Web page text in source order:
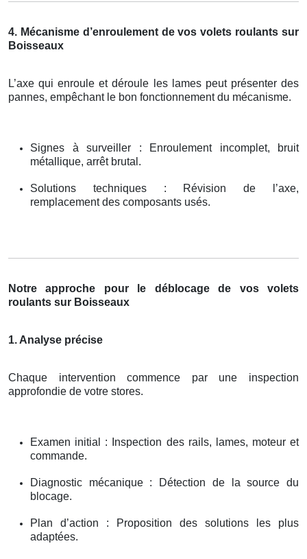
4. Mécanisme d’enroulement de vos volets roulants sur
Boisseaux
L’axe qui enroule et déroule les lames peut présenter des
pannes, empêchant le bon fonctionnement du mécanisme.
Signes à surveiller : Enroulement incomplet, bruit
métallique, arrêt brutal.
Solutions techniques : Révision de l’axe,
remplacement des composants usés.
Notre approche pour le déblocage de vos volets
roulants sur Boisseaux
1. Analyse précise
Chaque intervention commence par une inspection
approfondie de votre stores.
Examen initial : Inspection des rails, lames, moteur et
commande.
Diagnostic mécanique : Détection de la source du
blocage.
Plan d’action : Proposition des solutions les plus
adaptées.